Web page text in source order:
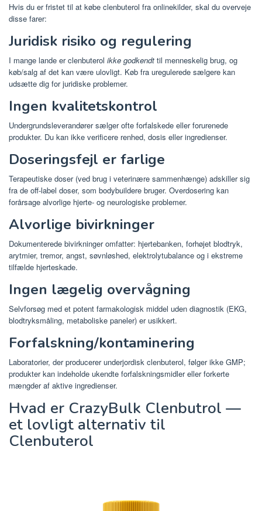
Hvis du er fristet til at købe clenbuterol fra onlinekilder, skal du overveje
disse farer:
Juridisk risiko og regulering
I mange lande er clenbuterol ikke godkendt til menneskelig brug, og
køb/salg af det kan være ulovligt. Køb fra uregulerede sælgere kan
udsætte dig for juridiske problemer.
Ingen kvalitetskontrol
Undergrundsleverandører sælger ofte forfalskede eller forurenede
produkter. Du kan ikke verificere renhed, dosis eller ingredienser.
Doseringsfejl er farlige
Terapeutiske doser (ved brug i veterinære sammenhænge) adskiller sig
fra de off-label doser, som bodybuildere bruger. Overdosering kan
forårsage alvorlige hjerte- og neurologiske problemer.
Alvorlige bivirkninger
Dokumenterede bivirkninger omfatter: hjertebanken, forhøjet blodtryk,
arytmier, tremor, angst, søvnløshed, elektrolytubalance og i ekstreme
tilfælde hjerteskade.
Ingen lægelig overvågning
Selvforsøg med et potent farmakologisk middel uden diagnostik (EKG,
blodtryksmåling, metaboliske paneler) er usikkert.
Forfalskning/kontaminering
Laboratorier, der producerer underjordisk clenbuterol, følger ikke GMP;
produkter kan indeholde ukendte forfalskningsmidler eller forkerte
mængder af aktive ingredienser.
Hvad er CrazyBulk Clenbutrol —
et lovligt alternativ til
Clenbuterol